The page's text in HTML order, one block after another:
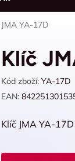
YA-17D
Klíč
Kód zboží: YA-17D
EAN:
Klíč JMA YA-